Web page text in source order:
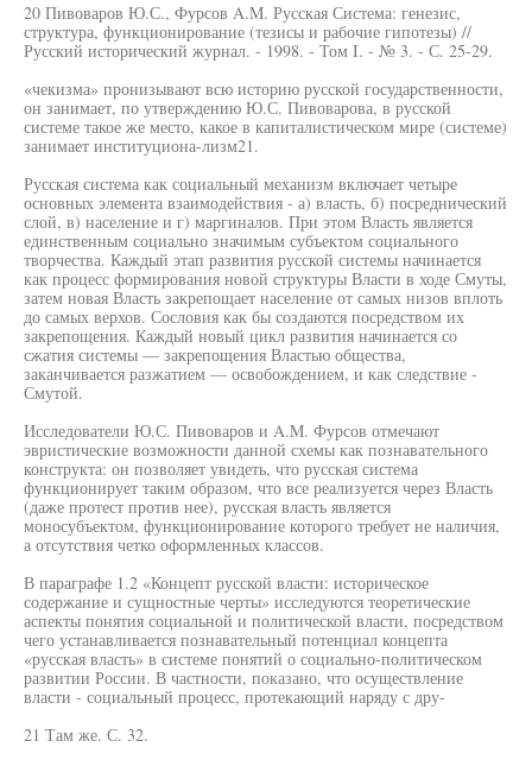
20 Пивоваров Ю.С., Фурсов A.M. Русская Система: генезис,
структура, функционирование (тезисы и рабочие гипотезы) //
Русский исторический журнал. - 1998. - Том I. - № 3. - С. 25-29.
«чекизма» пронизывают всю историю русской государственности,
он занимает, по утверждению Ю.С. Пивоварова, в русской
системе такое же место, какое в капиталистическом мире (системе)
занимает институциона-лизм21.
Русская система как социальный механизм включает четыре
основных элемента взаимодействия - а) власть, б) посреднический
слой, в) население и г) маргиналов. При этом Власть является
единственным социально значимым субъектом социального
творчества. Каждый этап развития русской системы начинается
как процесс формирования новой структуры Власти в ходе Смуты,
затем новая Власть закрепощает население от самых низов вплоть
до самых верхов. Сословия как бы создаются посредством их
закрепощения. Каждый новый цикл развития начинается со
сжатия системы — закрепощения Властью общества,
заканчивается разжатием — освобождением, и как следствие -
Смутой.
Исследователи Ю.С. Пивоваров и A.M. Фурсов отмечают
эвристические возможности данной схемы как познавательного
конструкта: он позволяет увидеть, что русская система
функционирует таким образом, что все реализуется через Власть
(даже протест против нее), русская власть является
моносубъектом, функционирование которого требует не наличия,
а отсутствия четко оформленных классов.
В параграфе 1.2 «Концепт русской власти: историческое
содержание и сущностные черты» исследуются теоретические
аспекты понятия социальной и политической власти, посредством
чего устанавливается познавательный потенциал концепта
«русская власть» в системе понятий о социально-политическом
развитии России. В частности, показано, что осуществление
власти - социальный процесс, протекающий наряду с дру-
21 Там же. С. 32.